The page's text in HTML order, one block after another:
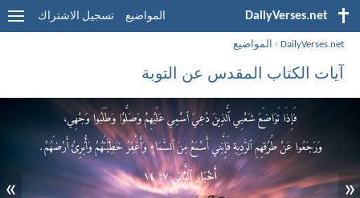
DailyVerses.net المواضيع تسجيل الاشتراك
DailyVerses.net
› المواضيع
آيات الكتاب المقدس عن التوبة
«
»